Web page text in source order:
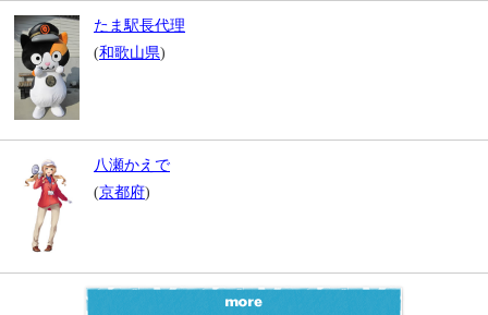
たま駅長代理
(和歌山県)
八瀬かえで
(京都府)